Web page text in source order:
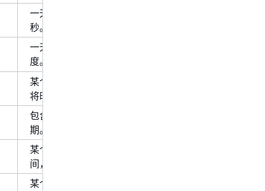
一天中的某个时间，精确到毫
秒。
一天中的某个时间，具有具体精
度。
某个时区一天中的某个时间。应
将时区指定为 UTC 的偏移量。
包含年、月、日的某个日历日
期。
某个日历日期一天中的某个时
间，精确到毫秒。
某个日历日期一天中的某个时